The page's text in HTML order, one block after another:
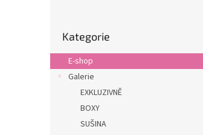
r
a
kategorie
Kategorie
E-shop
Galerie
EXKLUZIVNĚ
BOXY
SUŠINA